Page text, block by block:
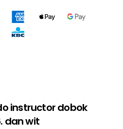
instructor dobok
dan wit